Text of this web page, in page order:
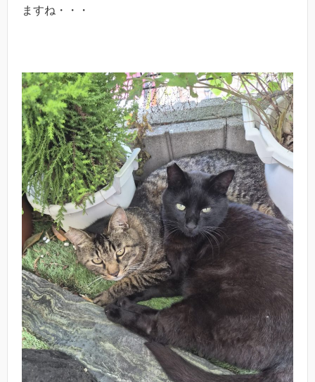
ますね・・・